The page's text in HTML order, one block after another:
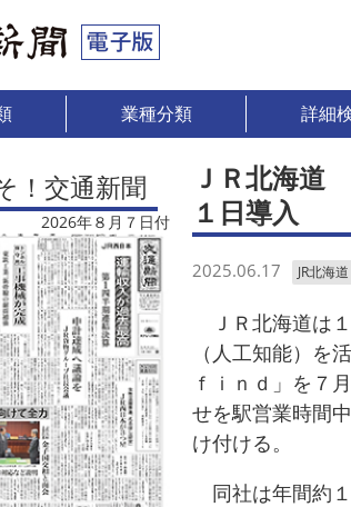
業種分類 詳細
！交通新聞
2026年８月７日付
ＪＲ北海
１日導入
2025.06.17 JR北海道
ＪＲ北海道は
（人工知能）を
ｆｉｎｄ」を７
せを駅営業時間
け付ける。
同社は年間約